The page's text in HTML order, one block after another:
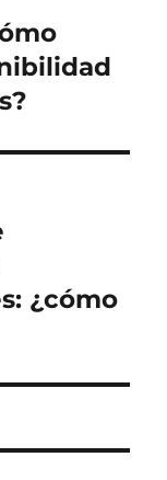
¿cómo